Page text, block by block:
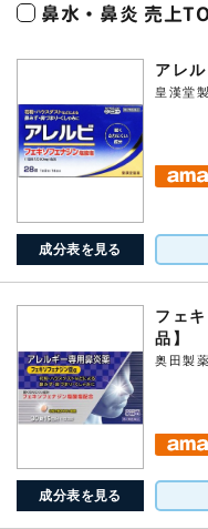
鼻水・鼻炎 売上
成分表を見る
アレ
皇漢堂
成分表を見る
フェ
品】
奥田製薬